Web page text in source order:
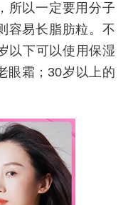
所以一定要用分子
容易长脂肪粒。不
以下可以使用保湿
眼霜；30岁以上的